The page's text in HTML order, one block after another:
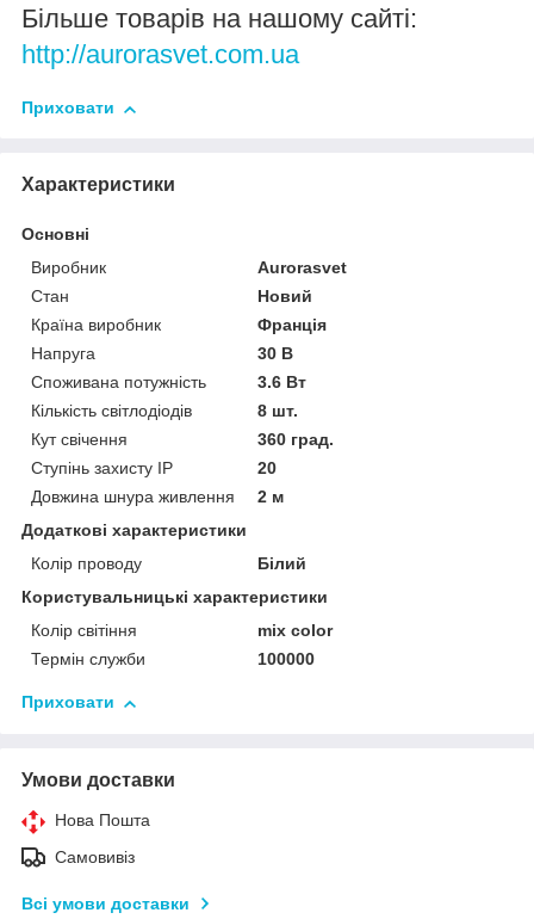
Більше товарів на нашому сайті:
http://aurorasvet.com.ua
Приховати
Характеристики
Основні
Виробник
Аurorasvet
Стан
Новий
Країна виробник
Франція
Напруга
30 В
Споживана потужність
3.6 Вт
Кількість світлодіодів
8 шт.
Кут свічення
360 град.
Ступінь захисту IP
20
Довжина шнура живлення
2 м
Додаткові характеристики
Колір проводу
Білий
Користувальницькі характеристики
Колір світіння
mix color
Термін служби
100000
Приховати
Умови доставки
Нова Пошта
Самовивіз
Всі умови доставки